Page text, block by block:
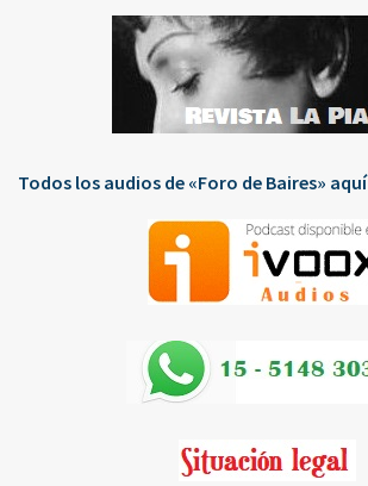
Todos los audios de «Foro de Baires» aquí